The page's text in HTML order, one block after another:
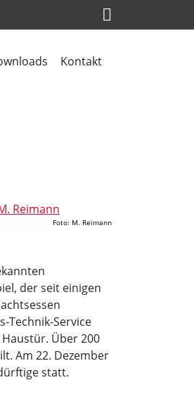
Kontakt
Foto: M. Reimann
der seit einigen
Technik-Service
Über 200
Am 22. Dezember
statt.